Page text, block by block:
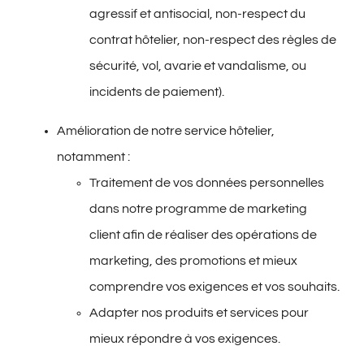
agressif et antisocial, non-respect du
contrat hôtelier, non-respect des règles de
sécurité, vol, avarie et vandalisme, ou
incidents de paiement).
Amélioration de notre service hôtelier,
notamment :
Traitement de vos données personnelles
dans notre programme de marketing
client afin de réaliser des opérations de
marketing, des promotions et mieux
comprendre vos exigences et vos souhaits.
Adapter nos produits et services pour
mieux répondre à vos exigences.